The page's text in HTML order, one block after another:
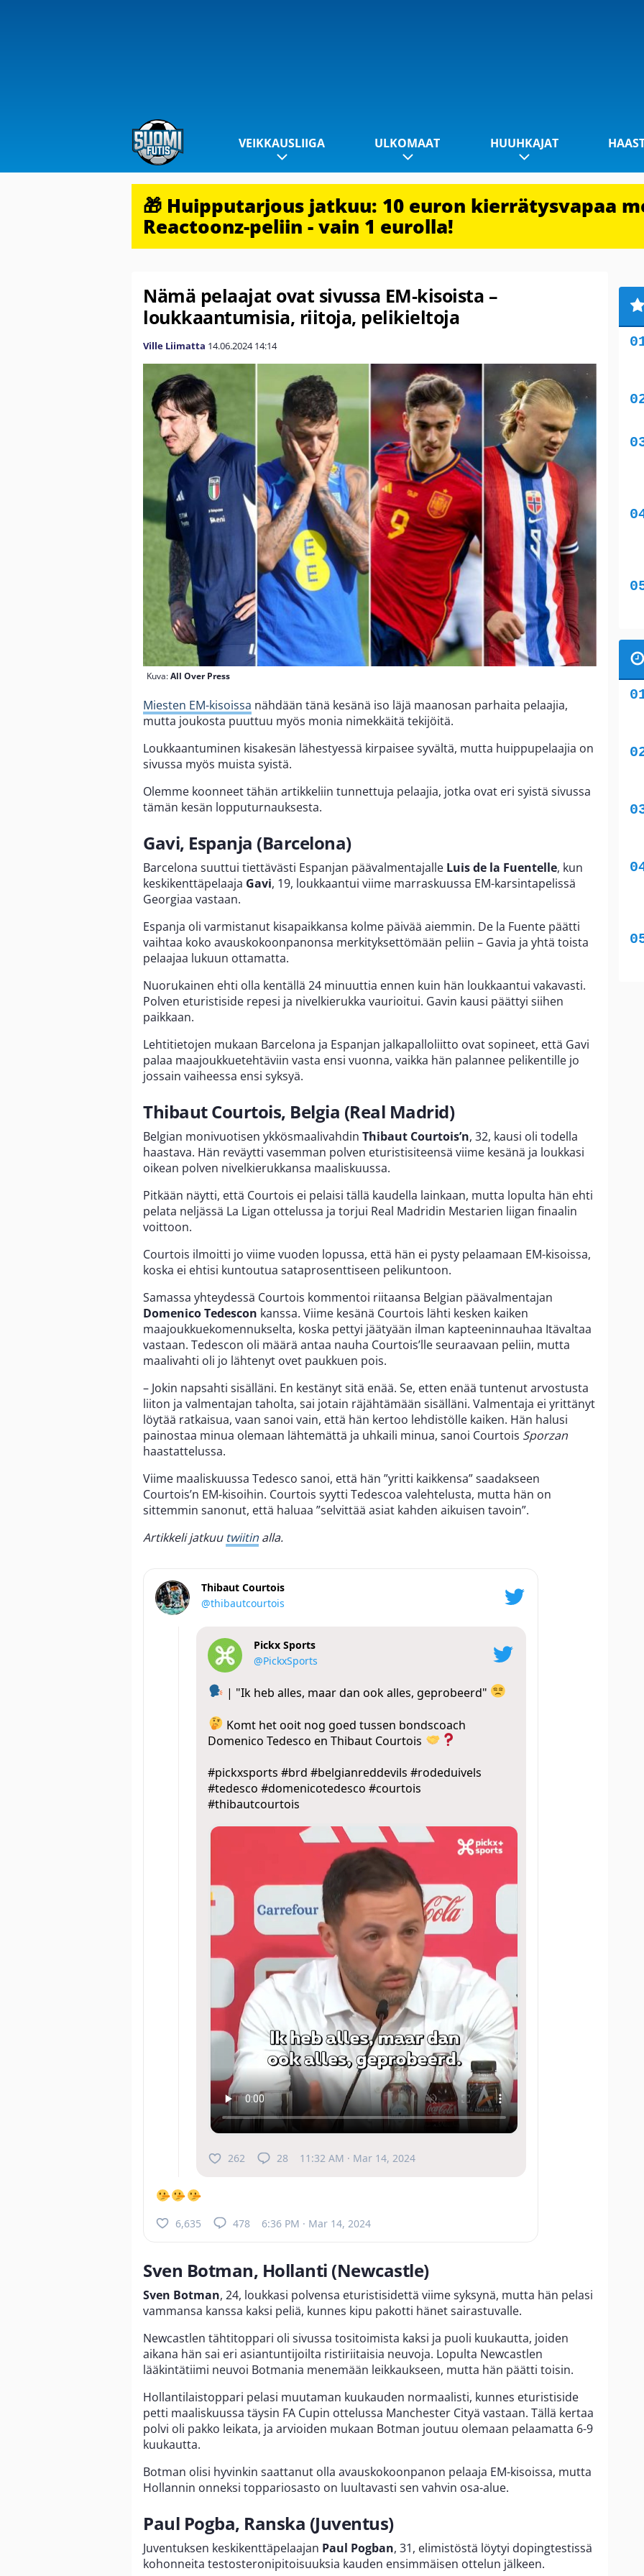
VEIKKAUSLIIGA ULKOMAAT HUUHKAJAT
🎁 Huipputarjous jatkuu: 10 euron kierrätysvapaa
Reactoonz-peliin - vain 1 eurolla!
Nämä pelaajat ovat sivussa EM-kisoista –
loukkaantumisia, riitoja, pelikieltoja
Ville Liimatta 14.06.2024 14:14
Kuva:All Over Press
Miesten EM-kisoissa nähdään tänä kesänä iso läjä maanosan parhaita pelaajia,
mutta joukosta puuttuu myös monia nimekkäitä tekijöitä.
Loukkaantuminen kisakesän lähestyessä kirpaisee syvältä, mutta huippupelaajia on
sivussa myös muista syistä.
Olemme koonneet tähän artikkeliin tunnettuja pelaajia, jotka ovat eri syistä sivussa
tämän kesän lopputurnauksesta.
Gavi, Espanja (Barcelona)
Barcelona suuttui tiettävästi Espanjan päävalmentajalle Luis de la Fuentelle, kun
keskikenttäpelaaja Gavi, 19, loukkaantui viime marraskuussa EM-karsintapelissä
Georgiaa vastaan.
Espanja oli varmistanut kisapaikkansa kolme päivää aiemmin. De la Fuente päätti
vaihtaa koko avauskokoonpanonsa merkityksettömään peliin – Gavia ja yhtä toista
pelaajaa lukuun ottamatta.
Nuorukainen ehti olla kentällä 24 minuuttia ennen kuin hän loukkaantui vakavasti.
Polven eturistiside repesi ja nivelkierukka vaurioitui. Gavin kausi päättyi siihen
paikkaan.
Lehtitietojen mukaan Barcelona ja Espanjan jalkapalloliitto ovat sopineet, että Gavi
palaa maajoukkuetehtäviin vasta ensi vuonna, vaikka hän palannee pelikentille jo
jossain vaiheessa ensi syksyä.
Thibaut Courtois, Belgia (Real Madrid)
Belgian monivuotisen ykkösmaalivahdin Thibaut Courtois’n, 32, kausi oli todella
haastava. Hän reväytti vasemman polven eturistisiteensä viime kesänä ja loukkasi
oikean polven nivelkierukkansa maaliskuussa.
Pitkään näytti, että Courtois ei pelaisi tällä kaudella lainkaan, mutta lopulta hän ehti
pelata neljässä La Ligan ottelussa ja torjui Real Madridin Mestarien liigan finaalin
voittoon.
Courtois ilmoitti jo viime vuoden lopussa, että hän ei pysty pelaamaan EM-kisoissa,
koska ei ehtisi kuntoutua sataprosenttiseen pelikuntoon.
Samassa yhteydessä Courtois kommentoi riitaansa Belgian päävalmentajan
Domenico Tedescon kanssa. Viime kesänä Courtois lähti kesken kaiken
maajoukkuekomennukselta, koska pettyi jäätyään ilman kapteeninnauhaa Itävaltaa
vastaan. Tedescon oli määrä antaa nauha Courtois’lle seuraavaan peliin, mutta
maalivahti oli jo lähtenyt ovet paukkuen pois.
– Jokin napsahti sisälläni. En kestänyt sitä enää. Se, etten enää tuntenut arvostusta
liiton ja valmentajan taholta, sai jotain räjähtämään sisälläni. Valmentaja ei yrittänyt
löytää ratkaisua, vaan sanoi vain, että hän kertoo lehdistölle kaiken. Hän halusi
painostaa minua olemaan lähtemättä ja uhkaili minua, sanoi Courtois Sporzan
haastattelussa.
Viime maaliskuussa Tedesco sanoi, että hän ”yritti kaikkensa” saadakseen
Courtois’n EM-kisoihin. Courtois syytti Tedescoa valehtelusta, mutta hän on
sittemmin sanonut, että haluaa ”selvittää asiat kahden aikuisen tavoin”.
Artikkeli jatkuu twiitin alla.
Thibaut Courtois
@thibautcourtois
Pickx Sports
@PickxSports
| "Ik heb alles, maar dan ook alles, geprobeerd"
Komt het ooit nog goed tussen bondscoach
Domenico Tedesco en Thibaut Courtois
#pickxsports #brd #belgianreddevils #rodeduivels
#tedesco #domenicotedesco #courtois
#thibautcourtois
262 28 11:32 AM · Mar 14, 2024
6,635 478 6:36 PM · Mar 14, 2024
Sven Botman, Hollanti (Newcastle)
Sven Botman, 24, loukkasi polvensa eturistisidettä viime syksynä, mutta hän pelasi
vammansa kanssa kaksi peliä, kunnes kipu pakotti hänet sairastuvalle.
Newcastlen tähtitoppari oli sivussa tositoimista kaksi ja puoli kuukautta, joiden
aikana hän sai eri asiantuntijoilta ristiriitaisia neuvoja. Lopulta Newcastlen
lääkintätiimi neuvoi Botmania menemään leikkaukseen, mutta hän päätti toisin.
Hollantilaistoppari pelasi muutaman kuukauden normaalisti, kunnes eturistiside
petti maaliskuussa täysin FA Cupin ottelussa Manchester Cityä vastaan. Tällä kertaa
polvi oli pakko leikata, ja arvioiden mukaan Botman joutuu olemaan pelaamatta 6-9
kuukautta.
Botman olisi hyvinkin saattanut olla avauskokoonpanon pelaaja EM-kisoissa, mutta
Hollannin onneksi toppariosasto on luultavasti sen vahvin osa-alue.
Paul Pogba, Ranska (Juventus)
Juventuksen keskikenttäpelaajan Paul Pogban, 31, elimistöstä löytyi dopingtestissä
kohonneita testosteronipitoisuuksia kauden ensimmäisen ottelun jälkeen.